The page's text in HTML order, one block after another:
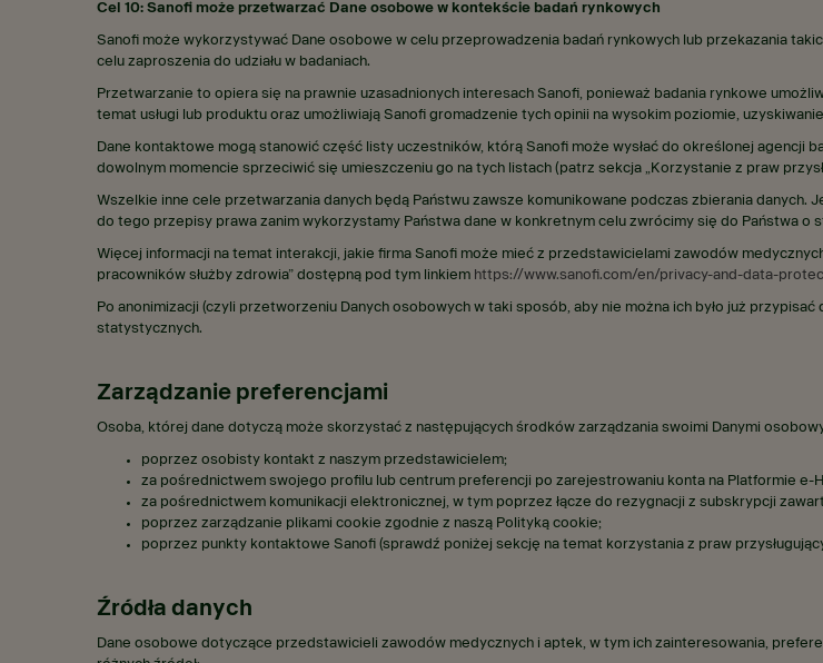
Cel 10: Sanofi może przetwarzać Dane osobowe w kontekście badań rynkowych
Sanofi może wykorzystywać Dane osobowe w celu przeprowadzenia badań rynkowych lub przekazania
celu zaproszenia do udziału w badaniach.
Przetwarzanie to opiera się na prawnie uzasadnionych interesach Sanofi, ponieważ badania rynkowe
temat usługi lub produktu oraz umożliwiają Sanofi gromadzenie tych opinii na wysokim poziomie,
Dane kontaktowe mogą stanowić część listy uczestników, którą Sanofi może wysłać do określonej agencji
dowolnym momencie sprzeciwić się umieszczeniu go na tych listach (patrz sekcja „Korzystanie z praw
Wszelkie inne cele przetwarzania danych będą Państwu zawsze komunikowane podczas zbierania
do tego przepisy prawa zanim wykorzystamy Państwa dane w konkretnym celu zwrócimy się do Państwa o
Więcej informacji na temat interakcji, jakie firma Sanofi może mieć z przedstawicielami zawodów
pracowników służby zdrowia” dostępną pod tym linkiem https://www.sanofi.com/en/privacy-and-data-
Po anonimizacji (czyli przetworzeniu Danych osobowych w taki sposób, aby nie można ich było już
statystycznych.
Zarządzanie preferencjami
Osoba, której dane dotyczą może skorzystać z następujących środków zarządzania swoimi Danymi
poprzez osobisty kontakt z naszym przedstawicielem;
za pośrednictwem swojego profilu lub centrum preferencji po zarejestrowaniu konta na Platformie e-
za pośrednictwem komunikacji elektronicznej, w tym poprzez łącze do rezygnacji z subskrypcji
poprzez zarządzanie plikami cookie zgodnie z naszą Polityką cookie;
poprzez punkty kontaktowe Sanofi (sprawdź poniżej sekcję na temat korzystania z praw
Źródła danych
Dane osobowe dotyczące przedstawicieli zawodów medycznych i aptek, w tym ich zainteresowania,